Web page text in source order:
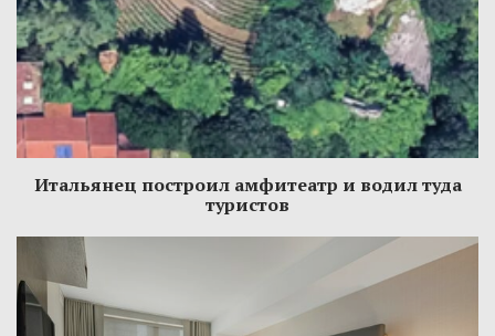
Итальянец построил амфитеатр и водил туда
туристов